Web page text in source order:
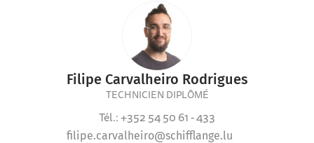
Filipe Carvalheiro Rodrigues
TECHNICIEN DIPLÔMÉ
Tél.: +352 54 50 61 - 433
filipe.carvalheiro@schifflange.lu